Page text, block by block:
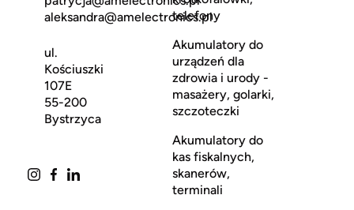
aleksandra@amelectronics.pl
ul.
Kościuszki
107E
55-200
Bystrzyca
telefony
Akumulatory do
urządzeń dla
zdrowia i urody -
masażery, golarki,
szczoteczki
Akumulatory do
kas fiskalnych,
skanerów,
terminali